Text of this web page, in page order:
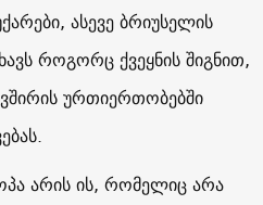
ასევე ბრიუსელის
როგორც ქვეყნის შიგნით,
ურთიერთობებში
არის ის, რომელიც არა